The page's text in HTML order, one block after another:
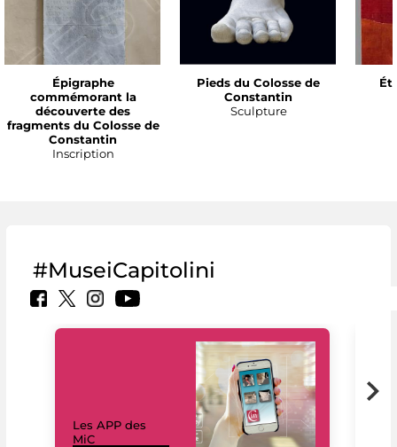
Épigraphe
commémorant la
découverte des
fragments du Colosse de
Constantin
Inscription
Pieds du Colosse de
Constantin
Sculpture
#MuseiCapitolini
Les APP des
MiC